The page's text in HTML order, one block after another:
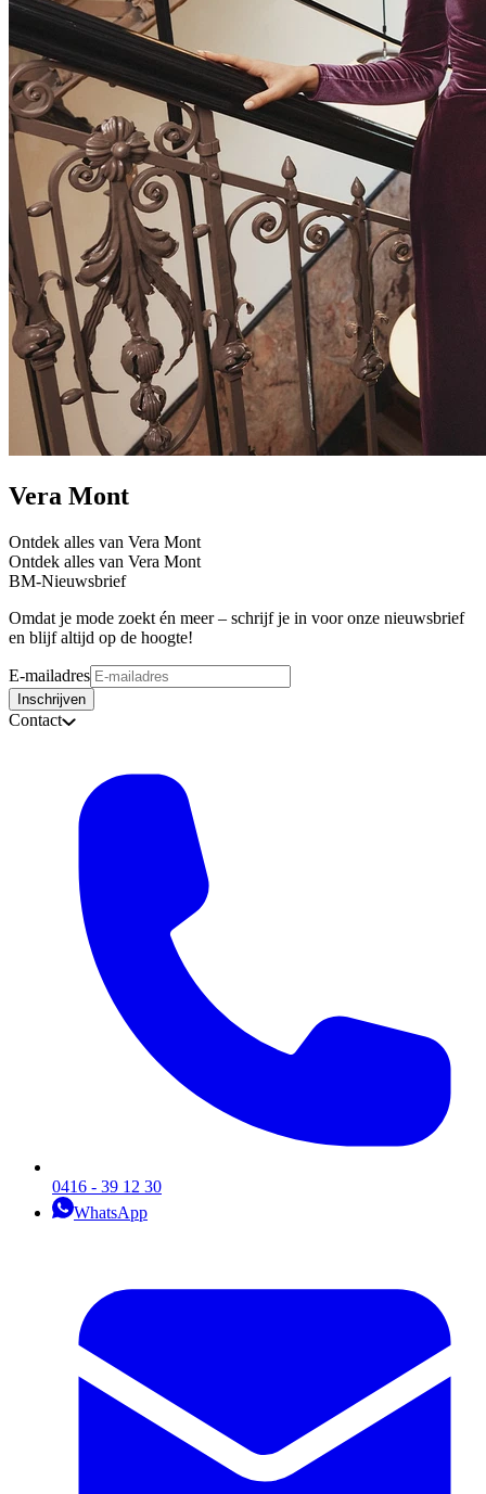
Vera Mont
Ontdek alles van Vera Mont
Ontdek alles van Vera Mont
BM-Nieuwsbrief
Omdat je mode zoekt én meer – schrijf je in voor onze nieuwsbrief
en blijf altijd op de hoogte!
E-mailadres
Inschrijven
Contact
0416 - 39 12 30
WhatsApp